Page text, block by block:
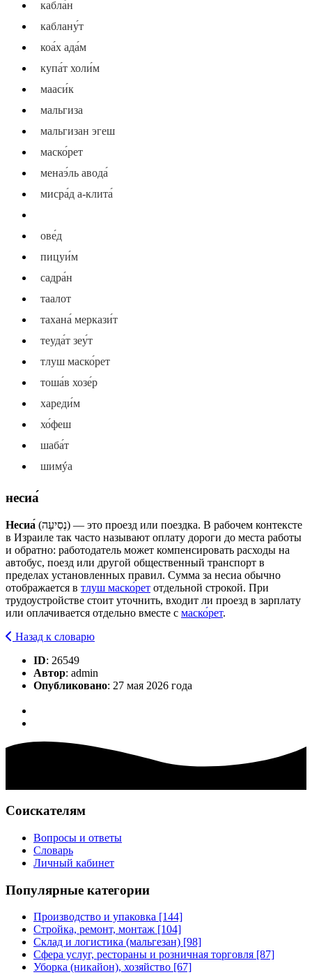
кабла́н
каблану́т
коа́х ада́м
купа́т холи́м
мааси́к
мальгиза
мальгизан эгеш
маско́рет
менаэ́ль авода́
мисра́д а-клита́
ове́д
пицуи́м
садра́н
таалот
тахана́ меркази́т
теуда́т зеу́т
тлуш маско́рет
тоша́в хозе́р
хареди́м
хо́феш
шаба́т
шимýа
несиа́
Несиа́ (נְסִיעָה) — это проезд или поездка. В рабочем контексте
в Израиле так часто называют оплату дороги до места работы
и обратно: работодатель может компенсировать расходы на
автобус, поезд или другой общественный транспорт в
пределах установленных правил. Сумма за несиа обычно
отображается в тлуш маско́рет отдельной строкой. При
трудоустройстве стоит уточнить, входит ли проезд в зарплату
или оплачивается отдельно вместе с маско́рет.
Назад к словарю
ID: 26549
Автор: admin
Опубликовано: 27 мая 2026 года
Соискателям
Вопросы и ответы
Словарь
Личный кабинет
Популярные категории
Производство и упаковка [144]
Стройка, ремонт, монтаж [104]
Склад и логистика (мальгезан) [98]
Сфера услуг, рестораны и розничная торговля [87]
Уборка (никайон), хозяйство [67]